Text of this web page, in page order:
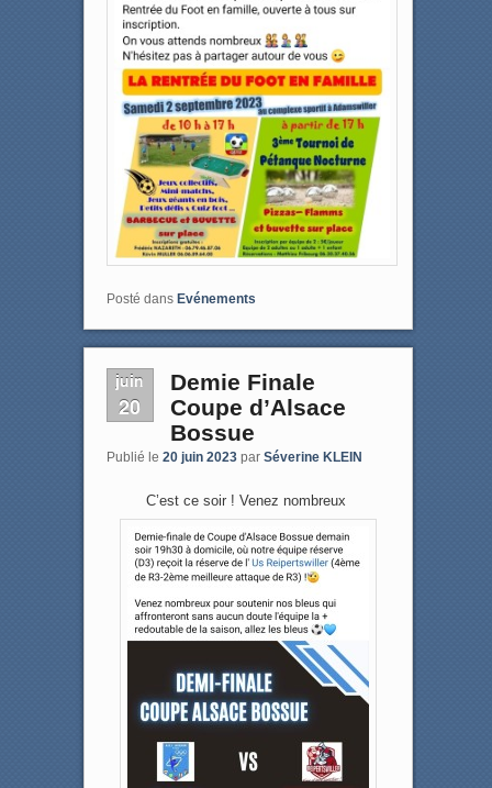
Posté dans Evénements
juin
20
Demie Finale
Coupe d’Alsace
Bossue
Publié le 20 juin 2023 par Séverine KLEIN
C’est ce soir ! Venez nombreux